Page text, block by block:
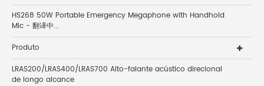
HS268 50W Portable Emergency Megaphone with Handhold
Mic - 翻译中...
Produto
LRAS200/LRAS400/LRAS700 Alto-falante acústico direcional
de longo alcance